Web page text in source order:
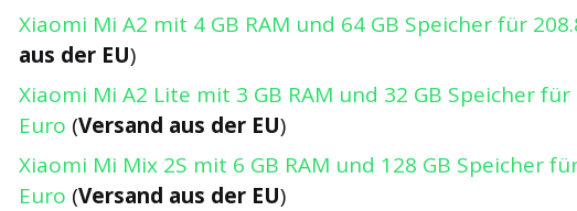
Xiaomi Mi A2 mit 4 GB RAM und 64 GB Speicher für
aus der EU)
Xiaomi Mi A2 Lite mit 3 GB RAM und 32 GB Speicher für
Euro (Versand aus der EU)
Xiaomi Mi Mix 2S mit 6 GB RAM und 128 GB Speicher
Euro (Versand aus der EU)